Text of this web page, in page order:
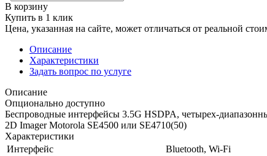
В корзину
Купить в 1 клик
Цена, указанная на сайте, может отличаться от реальной
Описание
Характеристики
Задать вопрос по услуге
Описание
Опционально доступно
Беспроводные интерфейсы 3.5G HSDPA, четырех-
2D Imager Motorola SE4500 или SE4710(50)
Характеристики
Интерфейс
Bluetooth, Wi-Fi